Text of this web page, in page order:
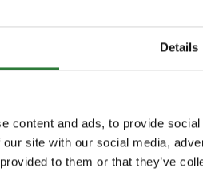
Details
content and ads, to provide
site with our social media,
to them or that they’ve
understøtte en pålidelig, effektiv
forbundne faktorer hver
data for at sikre et optimeret
bæredygtighedsmålene.
og giver dig mulighed for at
Med en integreret,
der øger både
ikke kun er rentabel, men